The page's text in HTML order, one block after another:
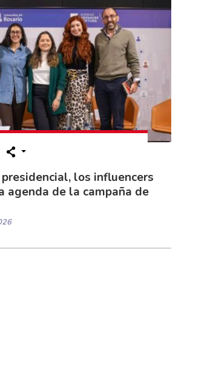
los influencers
agenda de la campaña de